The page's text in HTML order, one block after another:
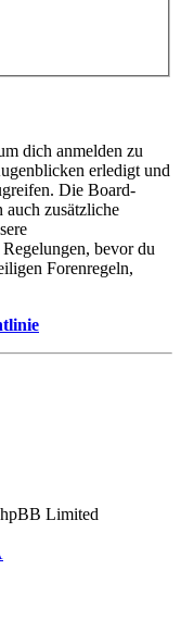
dich anmelden zu
erledigt und
Die Board-
zusätzliche
bevor du
Forenregeln,
Limited